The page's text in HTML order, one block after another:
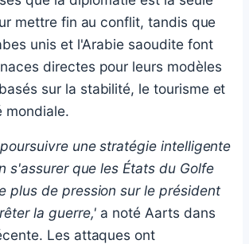
mettre fin au conflit, tandis que
unis et l'Arabie saoudite font
directes pour leurs modèles
sur la stabilité, le tourisme et
mondiale.
une stratégie intelligente
s'assurer que les États du Golfe
plus de pression sur le président
la guerre,' a noté Aarts dans
Les attaques ont